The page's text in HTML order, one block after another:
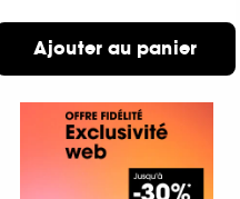
Ajouter au panier